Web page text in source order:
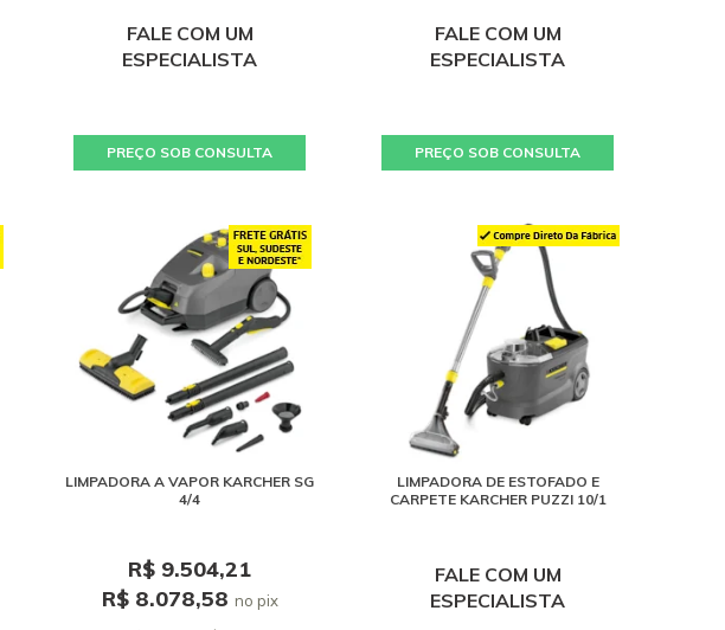
FALE COM UM
ESPECIALISTA
PREÇO SOB CONSULTA
FALE COM UM
ESPECIALISTA
PREÇO SOB CONSULTA
LIMPADORA A VAPOR KARCHER SG
4/4
R$ 9.504,21
R$ 8.078,58 no pix
LIMPADORA DE ESTOFADO E
CARPETE KARCHER PUZZI 10/1
FALE COM UM
ESPECIALISTA